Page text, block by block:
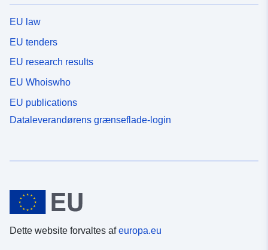
EU law
EU tenders
EU research results
EU Whoiswho
EU publications
Dataleverandørens grænseflade-login
Dette website forvaltes afeuropa.eu